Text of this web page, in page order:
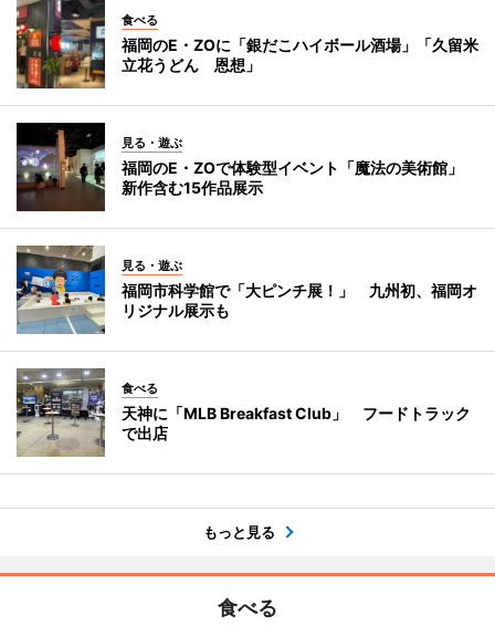
食べる
福岡のE・ZOに「銀だこハイボール酒場」「久留米
立花うどん 恩想」
見る・遊ぶ
福岡のE・ZOで体験型イベント「魔法の美術館」
新作含む15作品展示
見る・遊ぶ
福岡市科学館で「大ピンチ展！」 九州初、福岡オ
リジナル展示も
食べる
天神に「MLB Breakfast Club」 フードトラック
で出店
もっと見る
食べる